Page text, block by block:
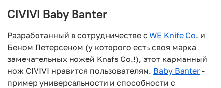
CIVIVI Baby Banter
Разработанный в сотрудничестве с WE Knife Co. и
Беном Петерсеном (у которого есть своя марка
замечательных ножей Knafs Co.!), этот карманный
нож CIVIVI нравится пользователям. Baby Banter -
пример универсальности и способности с